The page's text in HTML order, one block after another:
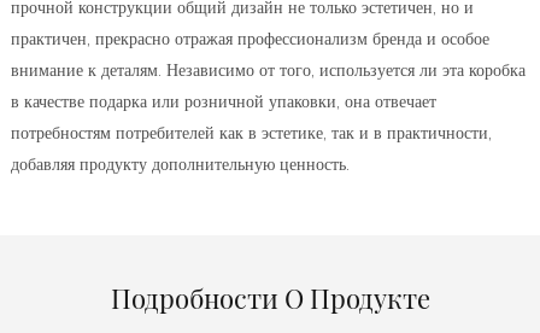
прочной конструкции общий дизайн не только эстетичен, но и
практичен, прекрасно отражая профессионализм бренда и особое
внимание к деталям. Независимо от того, используется ли эта коробка
в качестве подарка или розничной упаковки, она отвечает
потребностям потребителей как в эстетике, так и в практичности,
добавляя продукту дополнительную ценность.
Подробности О Продукте